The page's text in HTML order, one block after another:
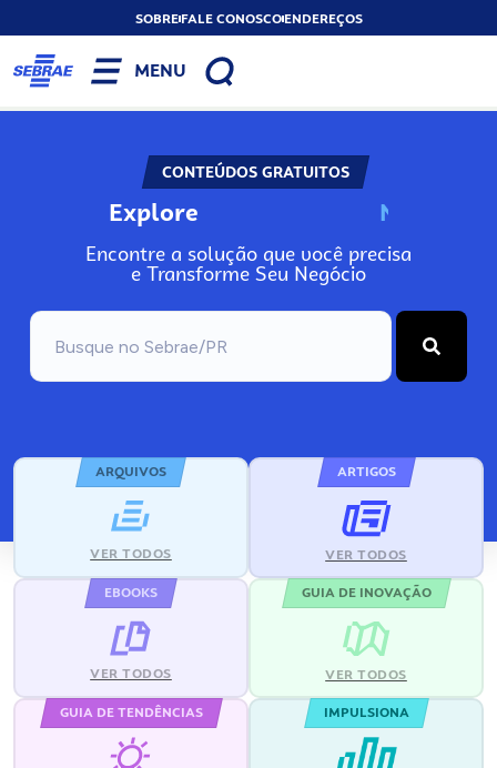
SOBREFALE CONOSCOENDEREÇOS
MENU
CONTEÚDOS GRATUITOS
Explore N
Encontre a solução que você precisa
e Transforme Seu Negócio
ARQUIVOS
VER TODOS
ARTIGOS
VER TODOS
EBOOKS
VER TODOS
GUIA DE INOVAÇÃO
VER TODOS
GUIA DE TENDÊNCIAS IMPULSIONA